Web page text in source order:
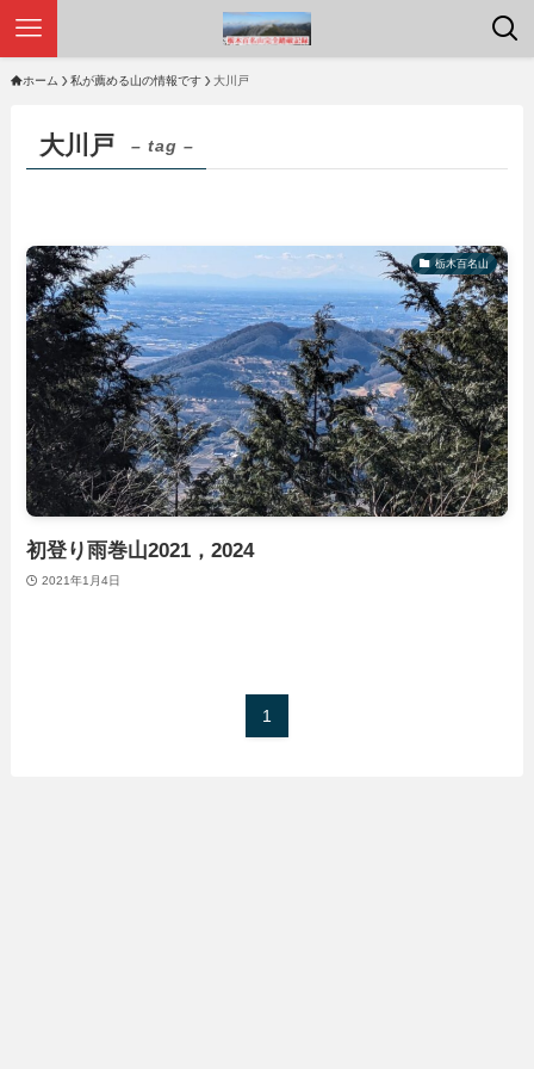
ホーム 私が薦める山の情報です 大川戸
大川戸 – tag –
栃木百名山
初登り雨巻山2021，2024
2021年1月4日
1